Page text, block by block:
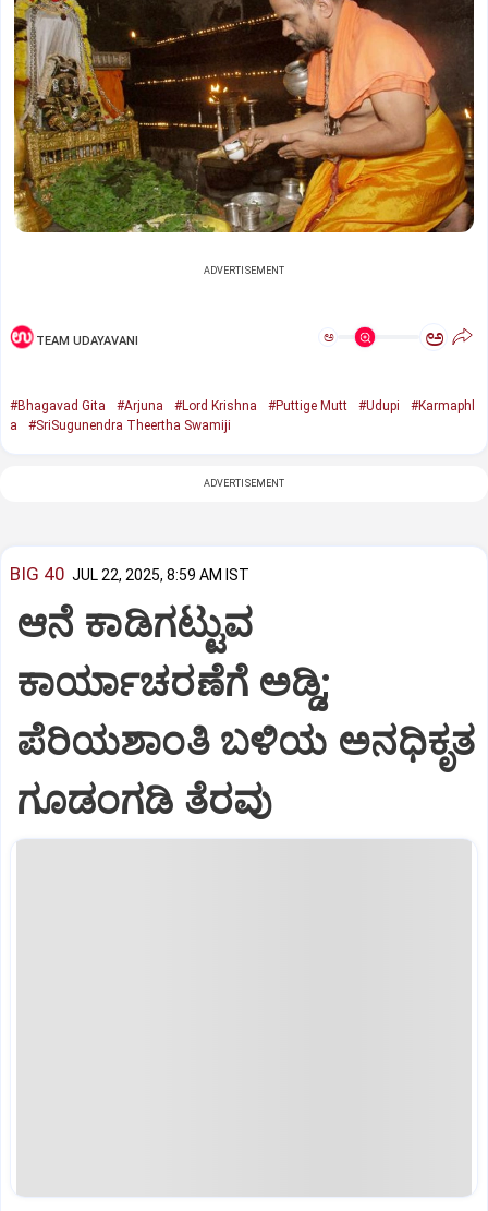
ADVERTISEMENT
TEAM UDAYAVANI ಅ ಅ
#Bhagavad Gita #Arjuna #Lord Krishna #Puttige Mutt #Udupi
#Karmaphl
a
#SriSugunendra Theertha Swamiji
ADVERTISEMENT
BIG 40 JUL 22, 2025, 8:59 AM IST
ಆನೆ ಕಾಡಿಗಟ್ಟುವ
ಕಾರ್ಯಾಚರಣೆಗೆ ಅಡ್ಡಿ;
ಪೆರಿಯಶಾಂತಿ ಬಳಿಯ ಅನಧಿಕೃತ
ಗೂಡಂಗಡಿ ತೆರವು